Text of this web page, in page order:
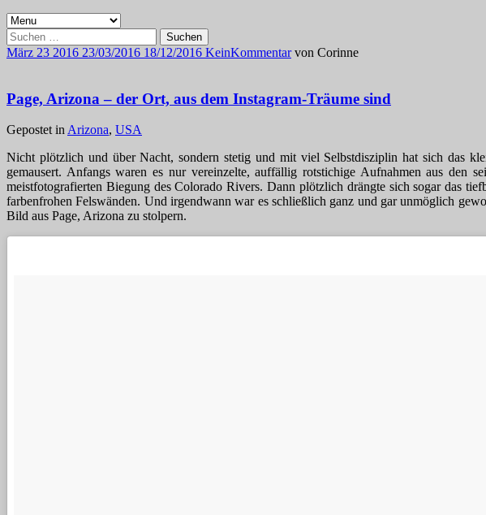
Suchen
nach:
März 23 2016 23/03/2016 18/12/2016 KeinKommentar von Corinne
Page, Arizona – der Ort, aus dem Instagram-Träume sind
Gepostet inArizona, USA
Nicht plötzlich und über Nacht, sondern stetig und mit viel Selbstdisziplin hat sich das
gemausert. Anfangs waren es nur vereinzelte, auffällig rotstichige Aufnahmen aus den
meistfotografierten Biegung des Colorado Rivers. Dann plötzlich drängte sich sogar das
farbenfrohen Felswänden. Und irgendwann war es schließlich ganz und gar unmöglich
Bild aus Page, Arizona zu stolpern.